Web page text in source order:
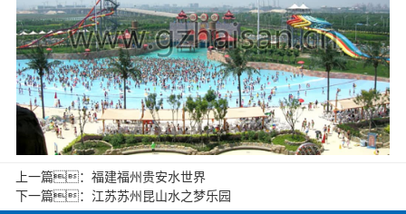
上一篇： 福建福州贵安水世界
下一篇： 江苏苏州昆山水之梦乐园